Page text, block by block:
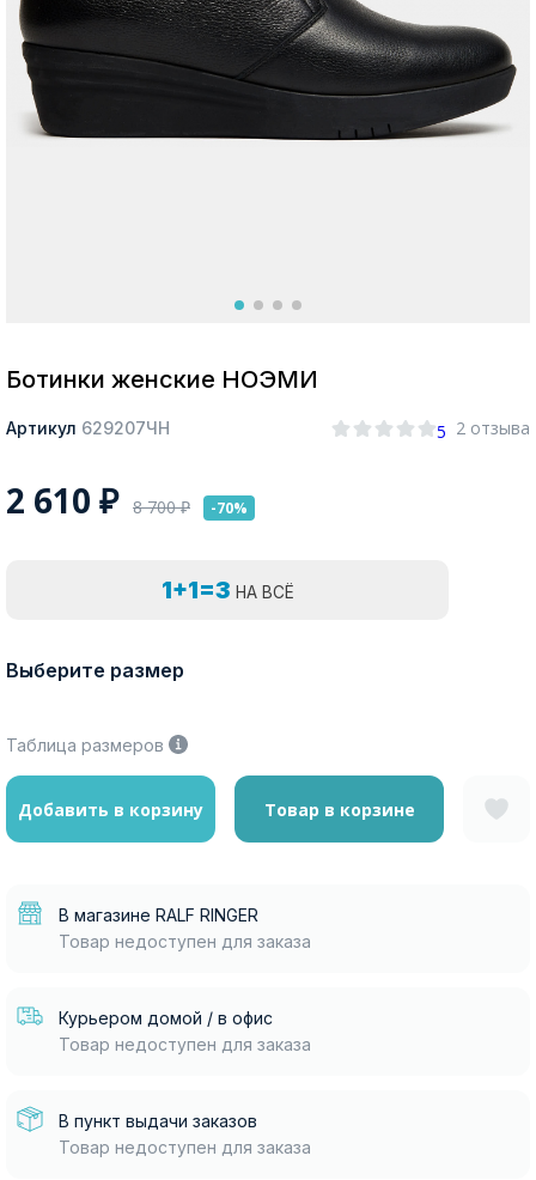
Ботинки женские НОЭМИ
Артикул 629207ЧН 5 2 отзыва
2 610 ₽ 8 700₽ -70%
1+1=3 НА ВСЁ
Выберите размер
Таблица размеров
Добавить в корзину Товар в корзине
В магазине RALF RINGER
Товар недоступен для заказа
Курьером домой / в офис
Товар недоступен для заказа
В пункт выдачи заказов
Товар недоступен для заказа